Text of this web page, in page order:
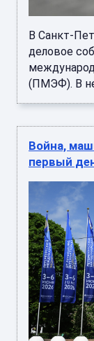
В Санкт-
деловое
(ПМЭФ). В
Война,
первый